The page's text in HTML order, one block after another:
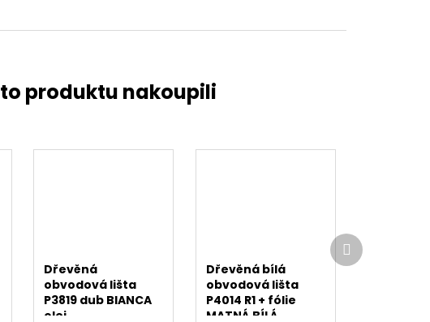
Dřevěná
obvodová lišta
P3819 dub BIANCA
olej
Dřevěná bílá
obvodová lišta
P4014 R1 + fólie
MATNÁ BÍLÁ
Další
produkt